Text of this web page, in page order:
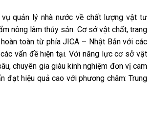
quản lý nhà nước về chất lượng vật tư
nông lâm thủy sản. Cơ sở vật chất, trang
toàn từ phía JICA – Nhật Bản với các
vấn đề hiện tại. Với năng lực cơ sở vật
chuyên gia giàu kinh nghiệm đơn vị cam
đạt hiệu quả cao với phương châm: Trung